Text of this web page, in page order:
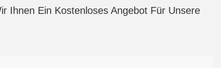
Ihnen Ein Kostenloses Angebot Für Unsere